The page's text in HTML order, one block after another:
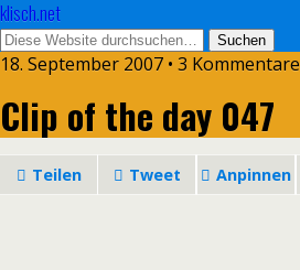
klisch.net
18. September 2007 • 3 Kommentare
Clip of the day 047
Teilen Tweet Anpinnen